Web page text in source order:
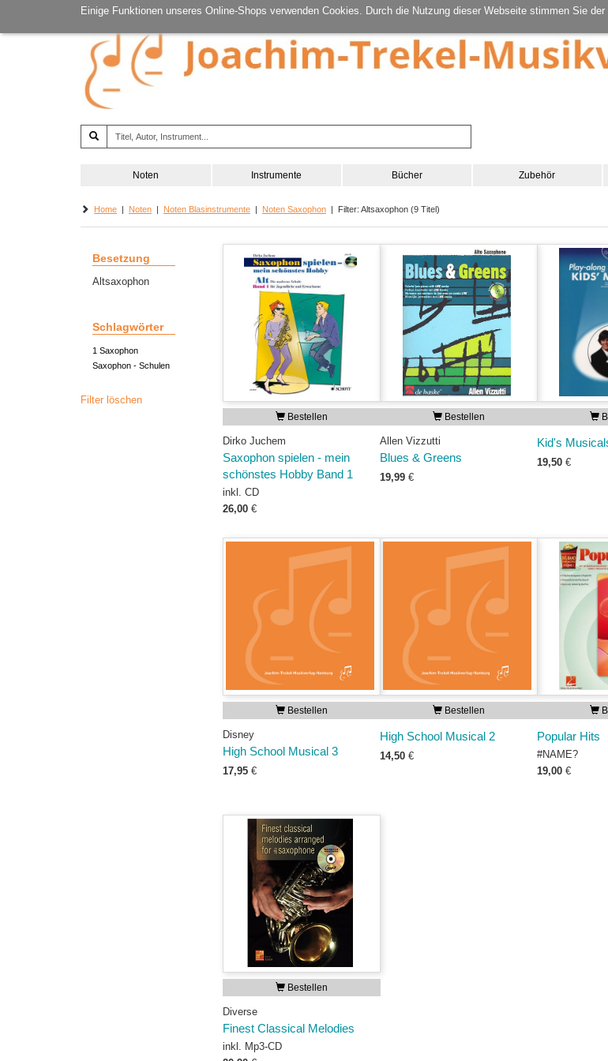
Einige Funktionen unseres Online-Shops verwenden Cookies. Durch die Nutzung dieser Webseite stimmen Sie
Noten Instrumente Bücher Zubehör
Home | Noten | Noten Blasinstrumente | Noten Saxophon | Filter: Altsaxophon (9 Titel)
Besetzung
Altsaxophon
Schlagwörter
1 Saxophon
Saxophon - Schulen
Filter löschen
Bestellen
Dirko Juchem
Saxophon spielen - mein
schönstes Hobby Band 1
inkl. CD
26,00 €
Bestellen
Allen Vizzutti
Blues & Greens
19,99 €
Kid's
19,50 €
Bestellen
Disney
High School Musical 3
17,95 €
Bestellen
High School Musical 2
14,50 €
Popular Hits
#NAME?
19,00 €
Bestellen
Diverse
Finest Classical Melodies
inkl. Mp3-CD